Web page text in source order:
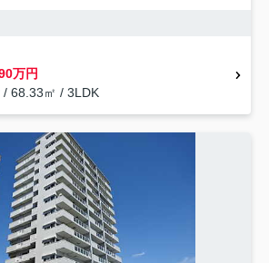
万円
/ 68.33㎡ / 3LDK